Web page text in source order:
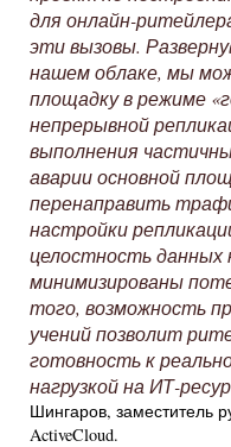
для онлайн-
эти вызовы.
нашем облаке, мы
площадку в режиме
непрерывной
выполнения
аварии основной
перенаправить
настройки
целостность
минимизированы
того, возможность
учений позволит
готовность к
нагрузкой на ИТ-
Шингаров, заместитель
ActiveCloud.